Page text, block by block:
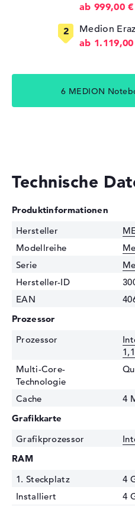
ab 999,00 €
Medion
ab
6 MEDION
Technische
Produktinformationen
Hersteller
Modellreihe
Serie
Hersteller-ID
EAN
Prozessor
Prozessor
Multi-Core-
Technologie
Cache
4
Grafikkarte
Grafikprozessor
RAM
1. Steckplatz
4
Installiert
4